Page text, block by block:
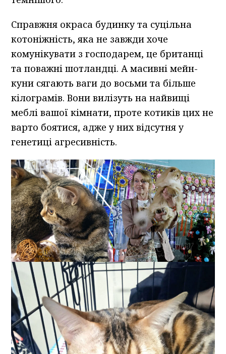
Справжня окраса будинку та суцільна
котоніжність, яка не завжди хоче
комунікувати з господарем, це британці
та поважні шотландці. А масивні мейн-
куни сягають ваги до восьми та більше
кілограмів. Вони вилізуть на найвищі
меблі вашої кімнати, проте котиків цих не
варто боятися, адже у них відсутня у
генетиці агресивність.